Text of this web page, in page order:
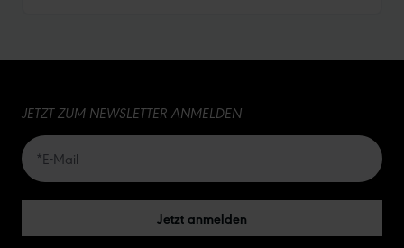
20
JETZT ZUM NEWSLETTER ANMELDEN
Jetzt anmelden